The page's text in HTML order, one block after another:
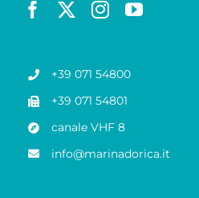
+39 071 54800
+39 071 54801
canale VHF 8
info@marinadorica.it